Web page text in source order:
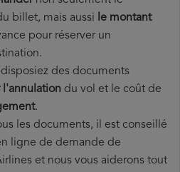
billet, mais aussi le montant
pour réserver un
des documents
l'annulation du vol et le coût de
.
les documents, il est conseillé
ligne de demande de
et nous vous aiderons tout